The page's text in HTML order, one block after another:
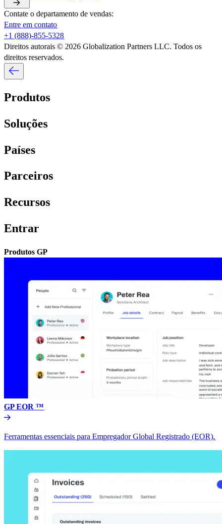
Contate o departamento de vendas:​​
Entre em contato​​
+1 (888)-855-5328​​
Direitos autorais © 2026 Globalization Partners LLC. Todos os
direitos reservados.​​
Produtos​​
Soluções​​
Países​​
Parceiros​​
Recursos​​
Entrar​​
Produtos GP​​
GP EOR ™​​
Ferramentas essenciais para Empregador Global Registrado (EOR).​​